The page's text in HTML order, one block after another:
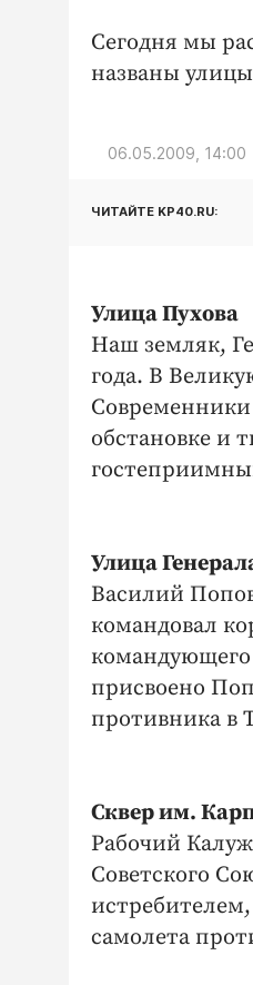
Сегодня мы
названы
06.05.2009, 14:00
ЧИТАЙТЕ KP40.RU:
Улица Пухова
Наш земляк,
года. В
обстановке и
Улица
Василий
командовал
командующего
присвоено
противника в
Сквер им.
Рабочий
Советского
самолета